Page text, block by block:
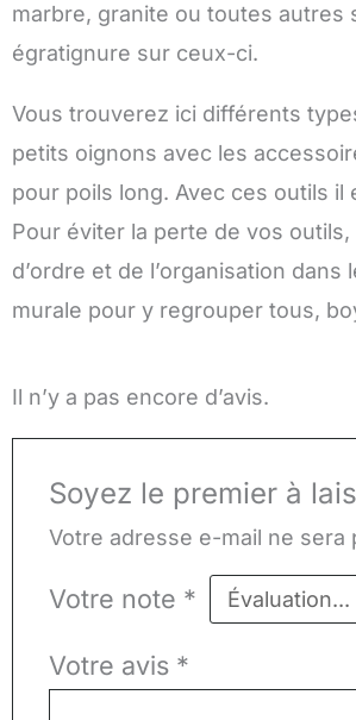
marbre, granite ou toutes autres
égratignure sur ceux-ci.
Vous trouverez ici différents
petits oignons avec les
pour poils long. Avec ces outils
Pour éviter la perte de vos
d’ordre et de l’organisation
murale pour y regrouper tous,
Il n’y a pas encore d’avis.
Soyez le premier à
Votre adresse e-mail ne sera
Votre note *
Votre avis *